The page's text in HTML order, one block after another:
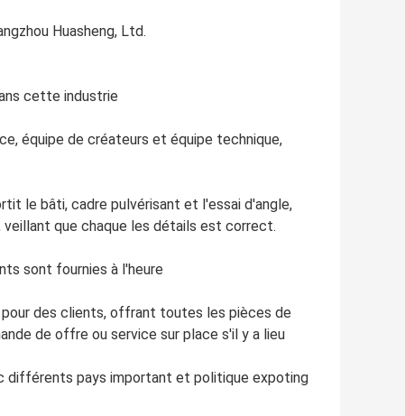
Huasheng, Ltd.
cette industrie
équipe de créateurs et équipe technique,
le bâti, cadre pulvérisant et l'essai d'angle,
que chaque les détails est correct.
sont fournies à l'heure
des clients, offrant toutes les pièces de
de offre ou service sur place s'il y a lieu
différents pays important et politique expoting